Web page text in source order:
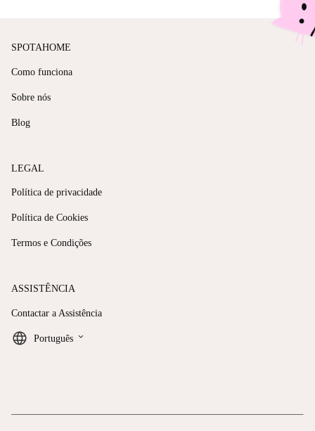
SPOTAHOME
Como funciona
Sobre nós
Blog
LEGAL
Política de privacidade
Política de Cookies
Termos e Condições
ASSISTÊNCIA
Contactar a Assistência
Português keyboard_arrow_down